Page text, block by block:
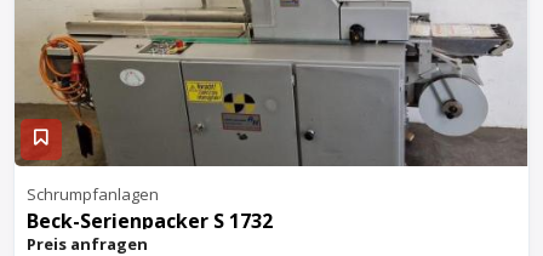
Schrumpfanlagen
Beck-Serienpacker S 1732
Preis anfragen